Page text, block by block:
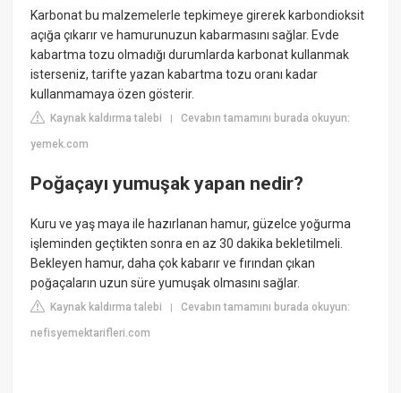
Karbonat bu malzemelerle tepkimeye girerek karbondioksit
açığa çıkarır ve hamurunuzun kabarmasını sağlar. Evde
kabartma tozu olmadığı durumlarda karbonat kullanmak
isterseniz, tarifte yazan kabartma tozu oranı kadar
kullanmamaya özen gösterir.
Kaynak kaldırma talebi |Cevabın tamamını burada okuyun:
yemek.com
Poğaçayı yumuşak yapan nedir?
Kuru ve yaş maya ile hazırlanan hamur, güzelce yoğurma
işleminden geçtikten sonra en az 30 dakika bekletilmeli.
Bekleyen hamur, daha çok kabarır ve fırından çıkan
poğaçaların uzun süre yumuşak olmasını sağlar.
Kaynak kaldırma talebi |Cevabın tamamını burada okuyun:
nefisyemektarifleri.com